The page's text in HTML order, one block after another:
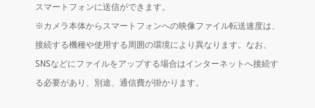
省電駐車モード
イベント録画
スマートフォンに送信ができます。
※カメラ本体からスマートフォンへの映像ファイル転送速度は、
接続する機種や使用する周囲の環境により異なります。なお、
SNSなどにファイルをアップする場合はインターネットへ接続す
る必要があり、別途、通信費が掛かります。